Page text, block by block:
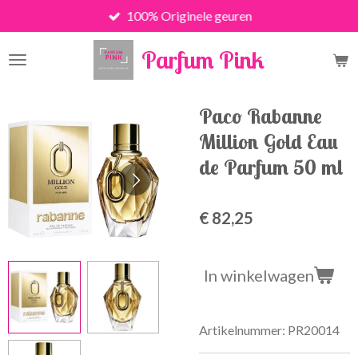
direct
naar
Parfum Pink
100% Originele geuren
Paco Rabanne
Million Gold Eau
de Parfum 50 ml
€ 82,25
In winkelwagen
Artikelnummer: PR20014